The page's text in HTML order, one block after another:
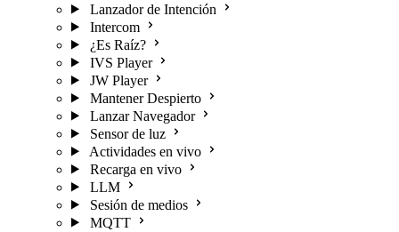
Lanzador de Intención
Intercom
¿Es Raíz?
IVS Player
JW Player
Mantener Despierto
Lanzar Navegador
Sensor de luz
Actividades en vivo
Recarga en vivo
LLM
Sesión de medios
MQTT